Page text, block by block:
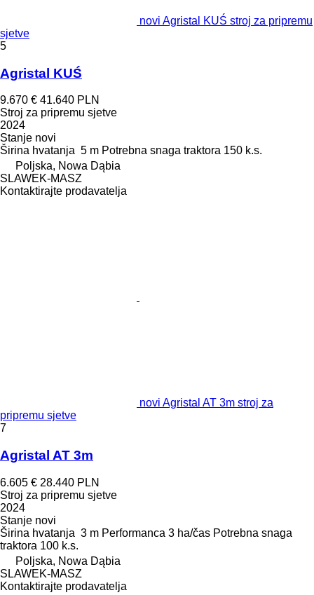
novi Agristal KUŚ stroj za pripremu
sjetve
5
Agristal KUŚ
9.670 € 41.640 PLN
Stroj za pripremu sjetve
2024
Stanje novi
Širina hvatanja 5 m Potrebna snaga traktora 150 k.s.
Poljska, Nowa Dąbia
SLAWEK-MASZ
Kontaktirajte prodavatelja
novi Agristal AT 3m stroj za
pripremu sjetve
7
Agristal AT 3m
6.605 € 28.440 PLN
Stroj za pripremu sjetve
2024
Stanje novi
Širina hvatanja 3 m Performanca 3 ha/čas Potrebna snaga
traktora 100 k.s.
Poljska, Nowa Dąbia
SLAWEK-MASZ
Kontaktirajte prodavatelja